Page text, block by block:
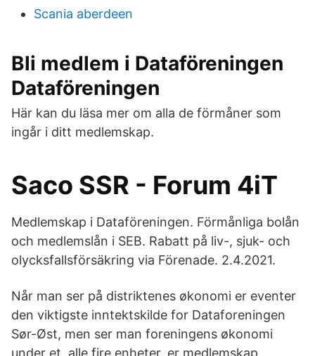
Scania aberdeen
Bli medlem i Dataföreningen
Dataföreningen
Här kan du läsa mer om alla de förmåner som
ingår i ditt medlemskap.
Saco SSR - Forum 4iT
Medlemskap i Dataföreningen. Förmånliga bolån
och medlemslån i SEB. Rabatt på liv-, sjuk- och
olycksfallsförsäkring via Förenade. 2.4.2021.
Når man ser på distriktenes økonomi er eventer
den viktigste inntektskilde for Dataforeningen
Sør-Øst, men ser man foreningens økonomi
under et, alle fire enheter, er medlemskap